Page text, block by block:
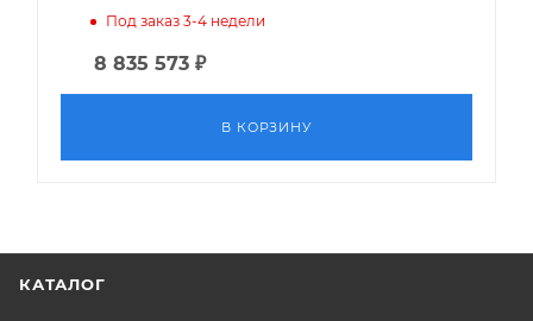
Под заказ 3-4 недели
8 835 573 ₽
В КОРЗИНУ
КАТАЛОГ